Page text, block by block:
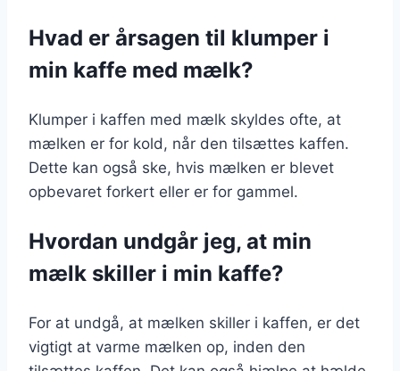
Hvad er årsagen til klumper i
min kaffe med mælk?
Klumper i kaffen med mælk skyldes ofte, at
mælken er for kold, når den tilsættes kaffen.
Dette kan også ske, hvis mælken er blevet
opbevaret forkert eller er for gammel.
Hvordan undgår jeg, at min
mælk skiller i min kaffe?
For at undgå, at mælken skiller i kaffen, er det
vigtigt at varme mælken op, inden den